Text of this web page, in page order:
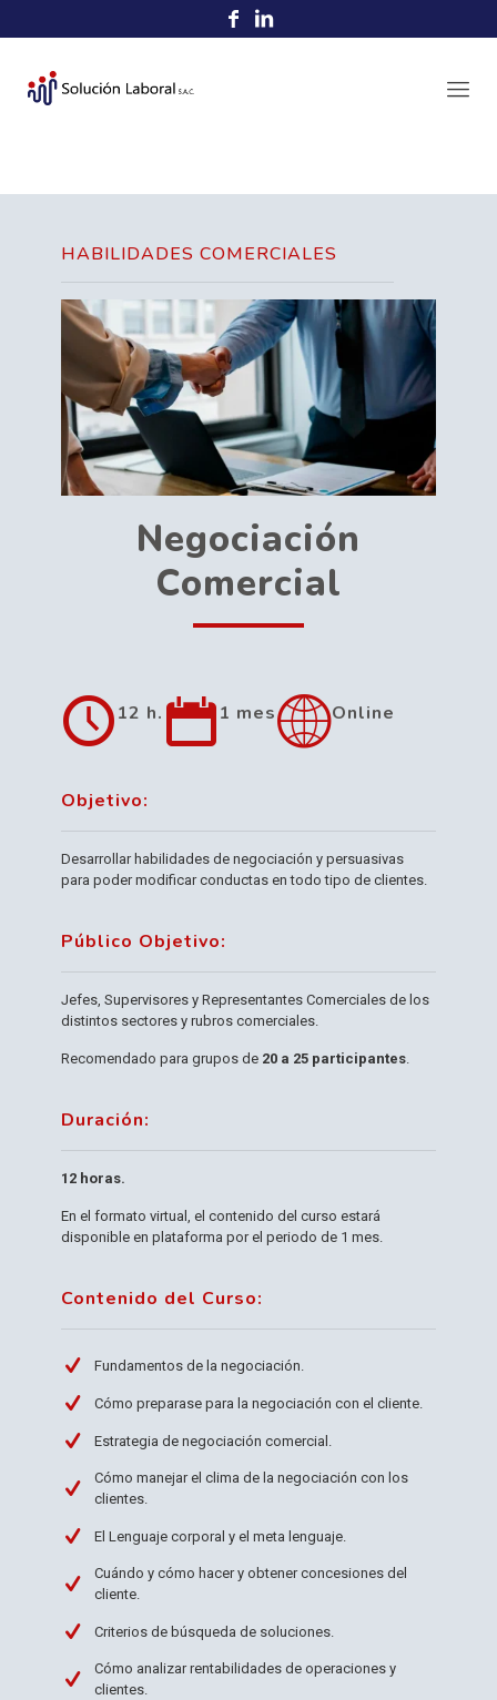
HABILIDADES COMERCIALES
Negociación
Comercial
12 h. 1 mes Online
Objetivo:
Desarrollar habilidades de negociación y persuasivas
para poder modificar conductas en todo tipo de clientes.
Público Objetivo:
Jefes, Supervisores y Representantes Comerciales de los
distintos sectores y rubros comerciales.
Recomendado para grupos de 20 a 25 participantes.
Duración:
12 horas.
En el formato virtual, el contenido del curso estará
disponible en plataforma por el periodo de 1 mes.
Contenido del Curso:
Fundamentos de la negociación.
Cómo preparase para la negociación con el cliente.
Estrategia de negociación comercial.
Cómo manejar el clima de la negociación con los
clientes.
El Lenguaje corporal y el meta lenguaje.
Cuándo y cómo hacer y obtener concesiones del
cliente.
Criterios de búsqueda de soluciones.
Cómo analizar rentabilidades de operaciones y
clientes.